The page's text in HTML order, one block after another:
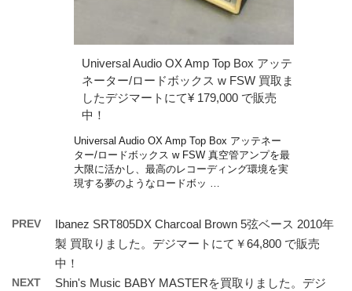
Universal Audio OX Amp Top Box アッテ
ネーター/ロードボックス w FSW 買取ま
したデジマートにて¥ 179,000 で販売
中！
Universal Audio OX Amp Top Box アッテネー
ター/ロードボックス w FSW 真空管アンプを最
大限に活かし、最高のレコーディング環境を実
現する夢のようなロードボッ …
PREV
Ibanez SRT805DX Charcoal Brown 5弦ベース 2010年
製 買取りました。デジマートにて￥64,800 で販売
中！
NEXT
Shin's Music BABY MASTERを買取りました。デジ